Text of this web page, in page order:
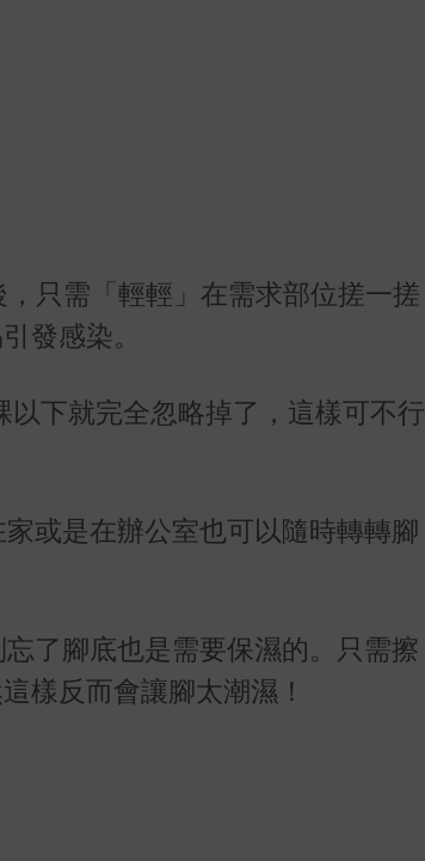
只需「輕輕」在需求部位搓一搓
發感染。
下就完全忽略掉了，這樣可不行
或是在辦公室也可以隨時轉轉腳
了腳底也是需要保濕的。只需擦
樣反而會讓腳太潮濕！